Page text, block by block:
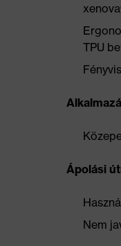
TPU
Ápolási
Nem